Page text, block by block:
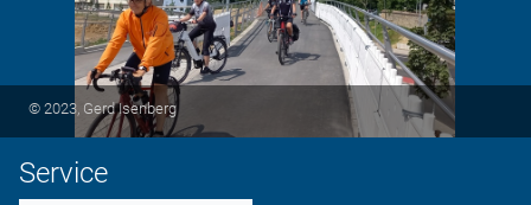
© 2023, Gerd Isenberg
Service